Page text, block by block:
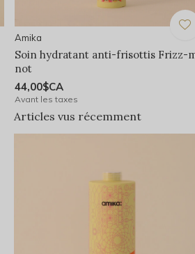
Amika
Soin hydratant anti-frisottis Frizz-
not
44,00$CA
Avant les taxes
Articles vus récemment